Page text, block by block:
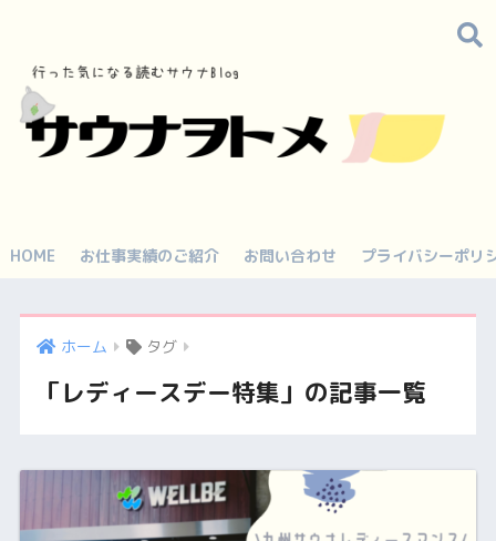
HOME お仕事実績のご紹介 お問い合わせ プライバシーポリ
ホーム タグ
「レディースデー特集」の記事一覧